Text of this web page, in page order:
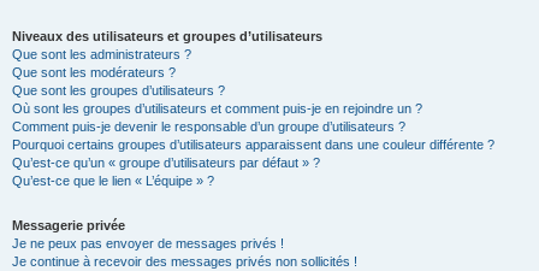
Niveaux des utilisateurs et groupes d’utilisateurs
Que sont les administrateurs ?
Que sont les modérateurs ?
Que sont les groupes d’utilisateurs ?
Où sont les groupes d’utilisateurs et comment puis-je en rejoindre un ?
Comment puis-je devenir le responsable d’un groupe d’utilisateurs ?
Pourquoi certains groupes d’utilisateurs apparaissent dans une couleur différente ?
Qu’est-ce qu’un « groupe d’utilisateurs par défaut » ?
Qu’est-ce que le lien « L’équipe » ?
Messagerie privée
Je ne peux pas envoyer de messages privés !
Je continue à recevoir des messages privés non sollicités !